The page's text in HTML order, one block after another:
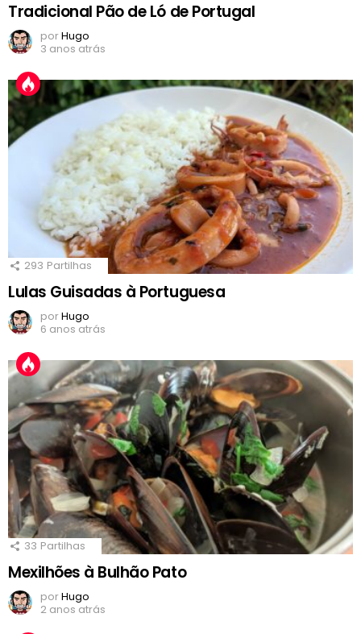
Tradicional Pão de Ló de Portugal
porHugo
3 anos atrás
293 Partilhas
Lulas Guisadas à Portuguesa
porHugo
6 anos atrás
33 Partilhas
Mexilhões à Bulhão Pato
porHugo
2 anos atrás